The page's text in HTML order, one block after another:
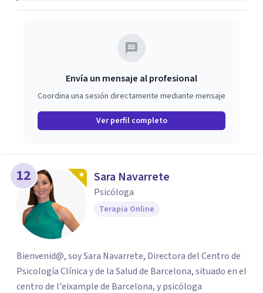
alineados conmigo. Ese proceso me impulsó a tomar
con lo que realmente quiero construir. ✨
Envía un mensaje al profesional
Coordina una sesión directamente mediante mensaje
Ver perfil completo
12 Sara Navarrete
Psicóloga
Terapia Online
Bienvenid@, soy Sara Navarrete, Directora del Centro de
Psicología Clínica y de la Salud de Barcelona, situado en el
centro de l'eixample de Barcelona, y psicóloga